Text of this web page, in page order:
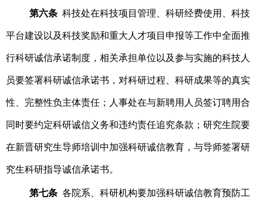
第六条 科技处在科技项目管理、科研经费使用、科技
平台建设以及科技奖励和重大人才项目申报等工作中全面推
行科研诚信承诺制度，相关承担单位以及参与实施的科技人
员要签署科研诚信承诺书，对科研过程、科研成果等的真实
性、完整性负主体责任；人事处在与新聘用人员签订聘用合
同时要约定科研诚信义务和违约责任追究条款；研究生院要
在新晋研究生导师培训中加强科研诚信教育，与导师签署研
究生科研指导诚信承诺书。
第七条 各院系、科研机构要加强科研诚信教育预防工